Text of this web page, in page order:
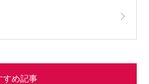
すめ記事